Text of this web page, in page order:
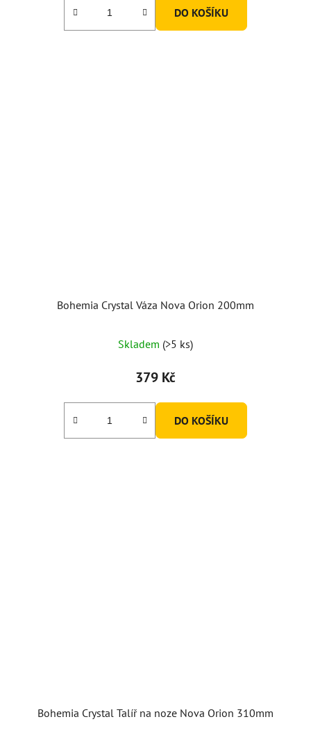
DO KOŠÍKU
Bohemia Crystal Váza Nova Orion 200mm
Skladem (>5 ks)
379 Kč
DO KOŠÍKU
Bohemia Crystal Talíř na noze Nova Orion 310mm